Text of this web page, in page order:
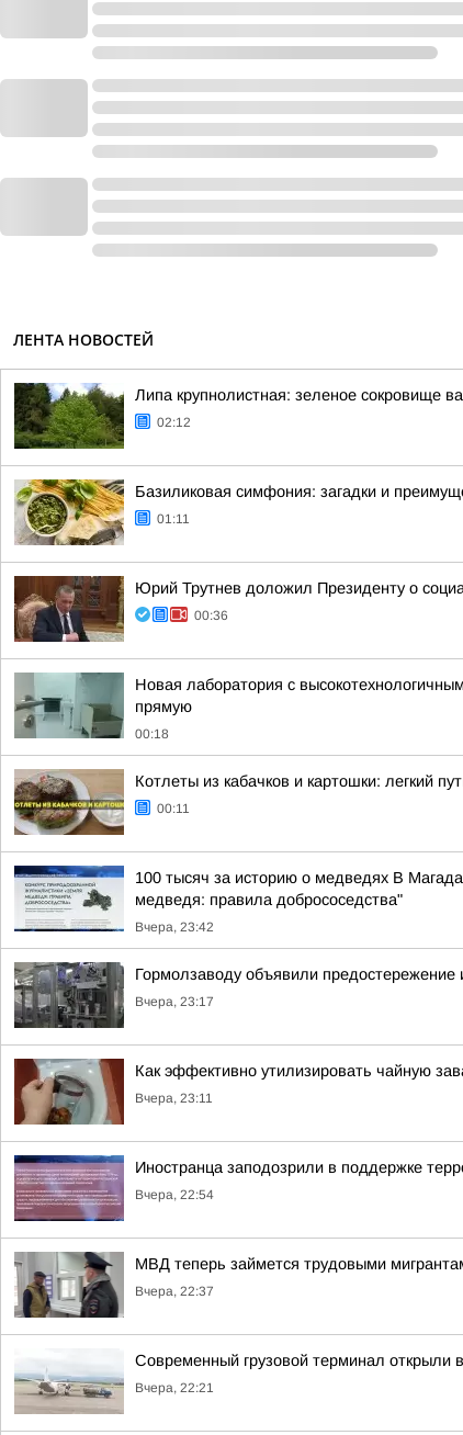
ЛЕНТА НОВОСТЕЙ
Липа крупнолистная: зеленое сокровище
02:12
Базиликовая симфония: загадки и
01:11
Юрий Трутнев доложил Президенту о
00:36
Новая лаборатория с
прямую
00:18
Котлеты из кабачков и картошки: легкий
00:11
100 тысяч за историю о медведях В
медведя: правила добрососедства"
Вчера, 23:42
Гормолзаводу объявили предостережение
Вчера, 23:17
Как эффективно утилизировать чайную
Вчера, 23:11
Иностранца заподозрили в поддержке
Вчера, 22:54
МВД теперь займется трудовыми
Вчера, 22:37
Современный грузовой терминал открыли
Вчера, 22:21